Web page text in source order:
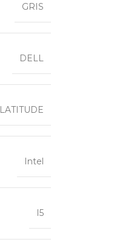
GRIS
DELL
LATITUDE
Intel
I5